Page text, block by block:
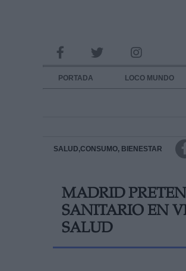
PORTADA LOCO MUNDO
SALUD,CONSUMO, BIENESTAR
MADRID
SANITARIO EN
SALUD
INFORMACION SOBRE LA PROTECCIÓN
Responsable:
Destinatarios:
link
Información adicional
link